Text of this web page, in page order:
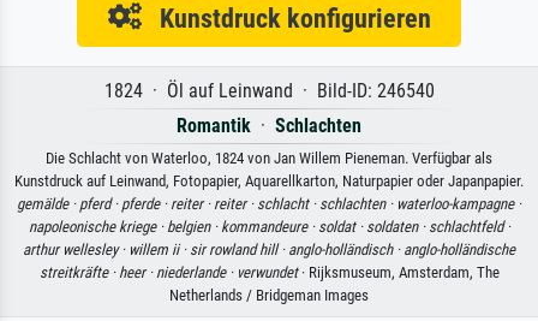
Kunstdruck konfigurieren
1824 · Öl auf Leinwand · Bild-ID: 246540
Romantik · Schlachten
Die Schlacht von Waterloo, 1824 von Jan Willem Pieneman. Verfügbar als
Kunstdruck auf Leinwand, Fotopapier, Aquarellkarton, Naturpapier oder Japanpapier.
gemälde · pferd · pferde · reiter · reiter · schlacht · schlachten · waterloo-kampagne ·
napoleonische kriege · belgien · kommandeure · soldat · soldaten · schlachtfeld ·
arthur wellesley · willem ii · sir rowland hill · anglo-holländisch · anglo-holländische
streitkräfte · heer · niederlande · verwundet· Rijksmuseum, Amsterdam, The
Netherlands / Bridgeman Images